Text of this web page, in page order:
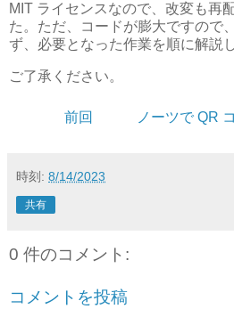
MIT ライセンスなので、改変も再
た。ただ、コードが膨大ですので
ず、必要となった作業を順に解説
ご了承ください。
前回 ノーツで QR
時刻: 8/14/2023
共有
0 件のコメント:
コメントを投稿